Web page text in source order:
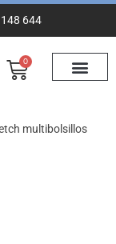
644
0
multibolsillos